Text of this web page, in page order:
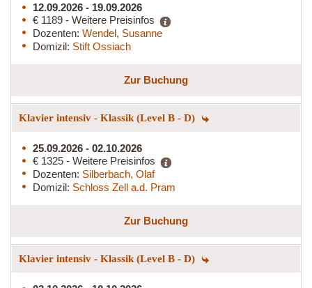
12.09.2026 - 19.09.2026
€ 1189 - Weitere Preisinfos
Dozenten: Wendel, Susanne
Domizil: Stift Ossiach
Zur Buchung
Klavier intensiv - Klassik (Level B - D)
25.09.2026 - 02.10.2026
€ 1325 - Weitere Preisinfos
Dozenten: Silberbach, Olaf
Domizil: Schloss Zell a.d. Pram
Zur Buchung
Klavier intensiv - Klassik (Level B - D)